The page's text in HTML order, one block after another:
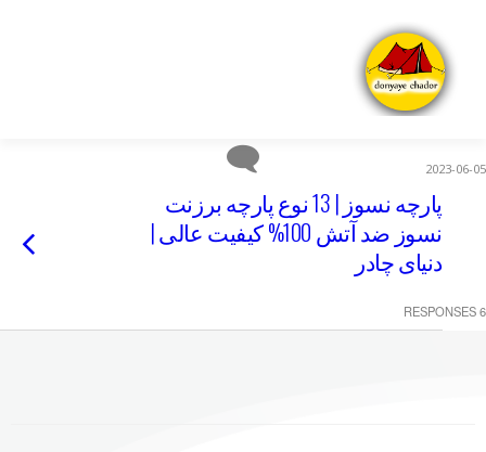
2023-06-05
پارچه نسوز | 13 نوع پارچه برزنت
نسوز ضد آتش 100% کیفیت عالی |
دنیای چادر
6 RESPONSES